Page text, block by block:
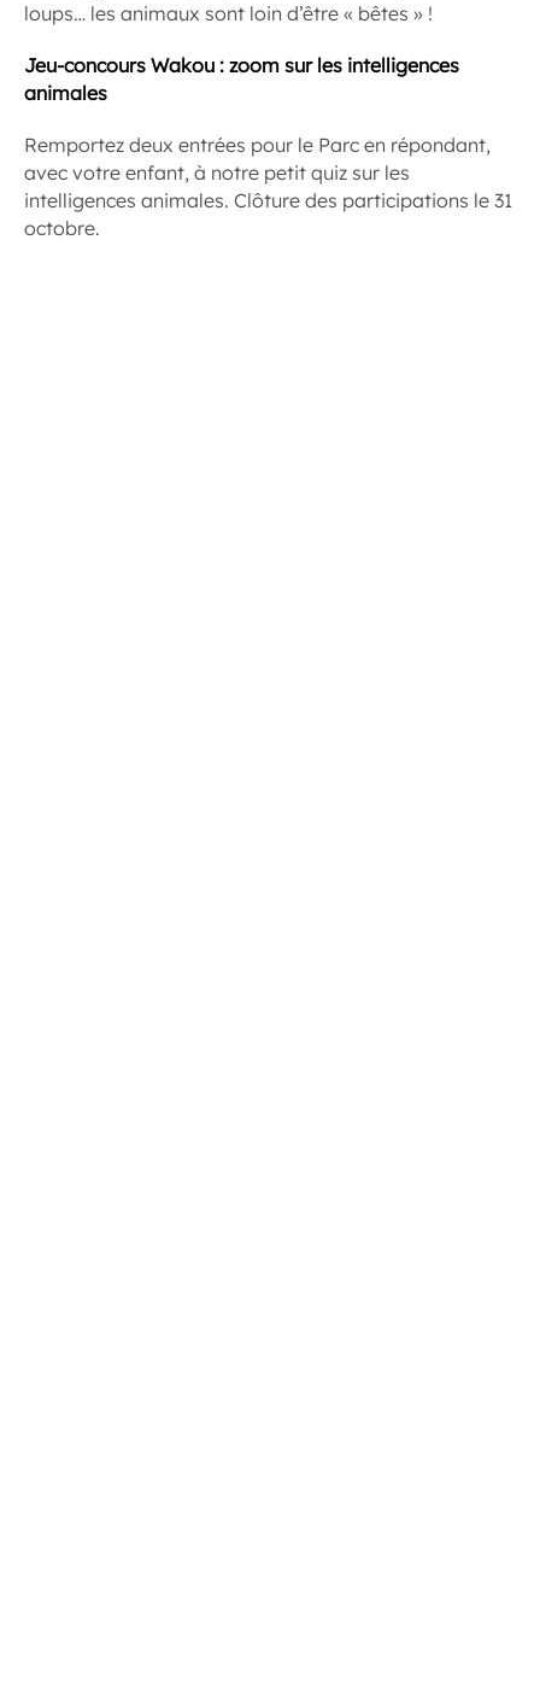
loups… les animaux sont loin d’être « bêtes » !
Jeu-concours Wakou : zoom sur les intelligences
animales
Remportez deux entrées pour le Parc en répondant,
avec votre enfant, à notre petit quiz sur les
intelligences animales. Clôture des participations le 31
octobre.